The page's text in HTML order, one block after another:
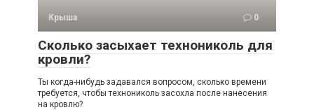
Крыша 0
Сколько засыхает технониколь для
кровли?
Ты когда-нибудь задавался вопросом, сколько времени
требуется, чтобы технониколь засохла после нанесения
на кровлю?